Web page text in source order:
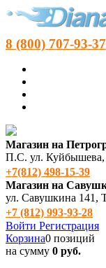
8 (800) 707-93-37
Магазин на
П.С. ул. Куйбышева,
+7(812) 498‑15-39
Магазин на
ул. Савушкина 141,
+7 (812) 993-93-28
Войти Регистрация
Корзина0 позиций
на сумму 0 руб.